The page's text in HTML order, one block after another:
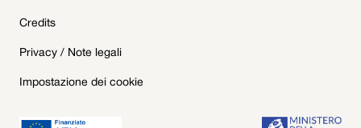
Credits
Privacy / Note legali
Impostazione dei cookie